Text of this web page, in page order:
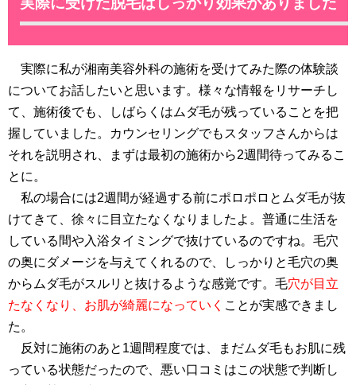
実際に私が湘南美容外科の施術を受けてみた際の体験談
についてお話したいと思います。様々な情報をリサーチし
て、施術後でも、しばらくはムダ毛が残っていることを把
握していました。カウンセリングでもスタッフさんからは
それを説明され、まずは最初の施術から2週間待ってみるこ
とに。
私の場合には2週間が経過する前にポロポロとムダ毛が抜
けてきて、徐々に目立たなくなりましたよ。普通に生活を
している間や入浴タイミングで抜けているのですね。毛穴
の奥にダメージを与えてくれるので、しっかりと毛穴の奥
からムダ毛がスルリと抜けるような感覚です。毛穴が目立
たなくなり、お肌が綺麗になっていく ことが実感できまし
た。
反対に施術のあと1週間程度では、まだムダ毛もお肌に残
っている状態だったので、悪い口コミはこの状態で判断し